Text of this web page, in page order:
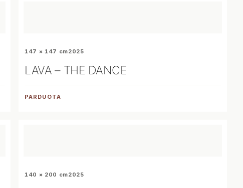
147 × 147 cm2025
LAVA – THE DANCE
PARDUOTA
140 × 200 cm2025